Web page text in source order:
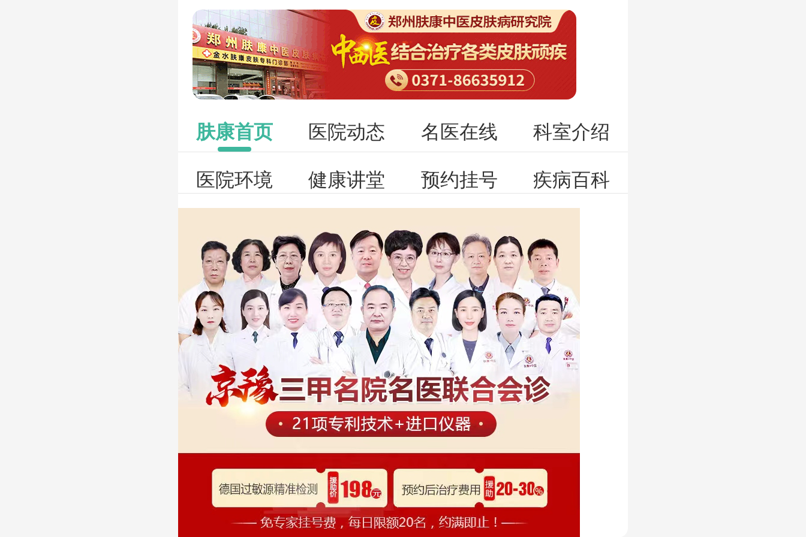
肤康首页 医院动态 名医在线 科室介绍
医院环境 健康讲堂 预约挂号 疾病百科